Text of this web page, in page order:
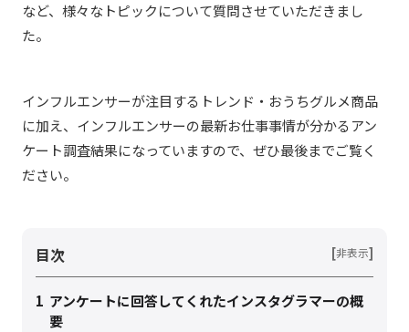
など、様々なトピックについて質問させていただきまし
た。
インフルエンサーが注目するトレンド・おうちグルメ商品
に加え、インフルエンサーの最新お仕事事情が分かるアン
ケート調査結果になっていますので、ぜひ最後までご覧く
ださい。
目次 [非表示]
1 アンケートに回答してくれたインスタグラマーの概
要